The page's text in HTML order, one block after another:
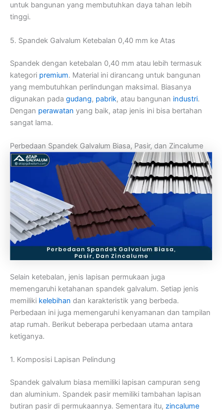
untuk bangunan yang membutuhkan daya tahan lebih
tinggi.
5. Spandek Galvalum Ketebalan 0,40 mm ke Atas
Spandek dengan ketebalan 0,40 mm atau lebih termasuk
kategori premium. Material ini dirancang untuk bangunan
yang membutuhkan perlindungan maksimal. Biasanya
digunakan pada gudang, pabrik, atau bangunan industri.
Dengan perawatan yang baik, atap jenis ini bisa bertahan
sangat lama.
Perbedaan Spandek Galvalum Biasa, Pasir, dan Zincalume
Selain ketebalan, jenis lapisan permukaan juga
memengaruhi ketahanan spandek galvalum. Setiap jenis
memiliki kelebihan dan karakteristik yang berbeda.
Perbedaan ini juga memengaruhi kenyamanan dan tampilan
atap rumah. Berikut beberapa perbedaan utama antara
ketiganya.
1. Komposisi Lapisan Pelindung
Spandek galvalum biasa memiliki lapisan campuran seng
dan aluminium. Spandek pasir memiliki tambahan lapisan
butiran pasir di permukaannya. Sementara itu, zincalume